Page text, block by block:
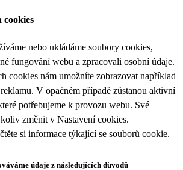
cookies
nebo ukládáme soubory cookies,
fungování webu a zpracovali osobní údaje.
cookies nám umožníte zobrazovat například
V opačném případě zůstanou aktivní
potřebujeme k provozu webu. Své
změnit v Nastavení cookies.
si informace týkající se souborů cookie.
údaje z následujících důvodů